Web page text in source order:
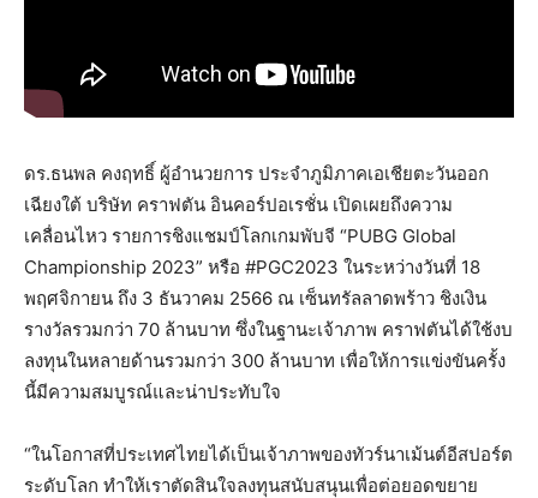
ดร.ธนพล คงฤทธิ์ ผู้อำนวยการ ประจำภูมิภาคเอเชียตะวันออก
เฉียงใต้ บริษัท คราฟตัน อินคอร์ปอเรชั่น เปิดเผยถึงความ
เคลื่อนไหว รายการชิงแชมป์โลกเกมพับจี “PUBG Global
Championship 2023” หรือ #PGC2023 ในระหว่างวันที่ 18
พฤศจิกายน ถึง 3 ธันวาคม 2566 ณ เซ็นทรัลลาดพร้าว ชิงเงิน
รางวัลรวมกว่า 70 ล้านบาท ซึ่งในฐานะเจ้าภาพ คราฟตันได้ใช้งบ
ลงทุนในหลายด้านรวมกว่า 300 ล้านบาท เพื่อให้การแข่งขันครั้ง
นี้มีความสมบูรณ์และน่าประทับใจ
“ในโอกาสที่ประเทศไทยได้เป็นเจ้าภาพของทัวร์นาเม้นต์อีสปอร์ต
ระดับโลก ทำให้เราตัดสินใจลงทุนสนับสนุนเพื่อต่อยอดขยาย